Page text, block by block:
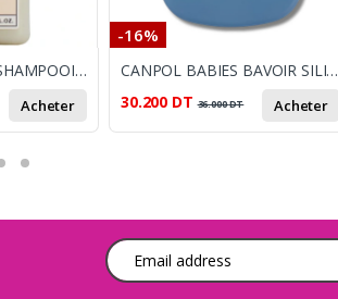
PHYTO BOUCLES SHAMPOOING 250 ML
Acheter
-16%
CANPOL BABIES BAVOIR SILICONE 4 MOIS + BLEU
30.200 DT 36.000DT Acheter
Adresse e-mail